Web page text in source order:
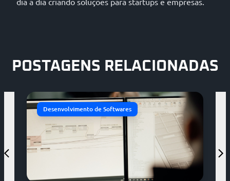
POSTAGENS RELACIONADAS
Desenvolvimento de Softwares